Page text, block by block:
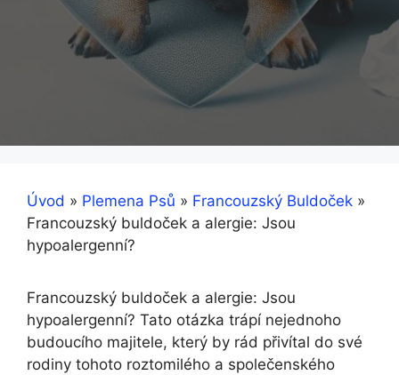
Úvod » Plemena Psů » Francouzský Buldoček »
Francouzský buldoček a alergie: Jsou
hypoalergenní?
Francouzský buldoček a alergie: Jsou
hypoalergenní? Tato otázka trápí nejednoho
budoucího majitele, který by rád přivítal do ⁤své
rodiny tohoto roztomilého ⁢a společenského